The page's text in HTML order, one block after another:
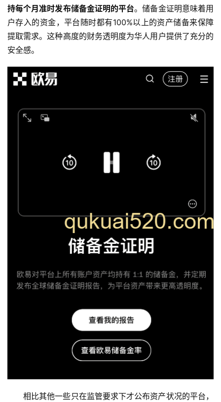
持每个月准时发布储备金证明的平台。储备金证明意味着用
户存入的资金，平台随时都有100%以上的资产储备来保障
提取需求。这种高度的财务透明度为华人用户提供了充分的
安全感。
相比其他一些只在监管要求下才公布资产状况的平台，